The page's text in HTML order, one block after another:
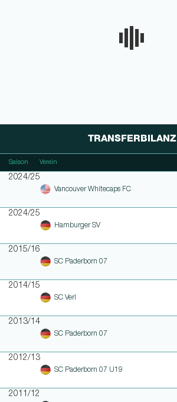
TRANSFERBILANZ
Saison Verein
2024/25
Vancouver Whitecaps FC
2024/25
Hamburger SV
2015/16
SC Paderborn 07
2014/15
SC Verl
2013/14
SC Paderborn 07
2012/13
SC Paderborn 07 U19
2011/12